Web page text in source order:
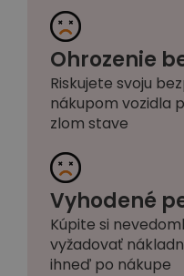
Ohrozenie
Riskujete svoju
nákupom vozidla
zlom stave
Vyhodené
Kúpite si
vyžadovať
ihneď po nákupe